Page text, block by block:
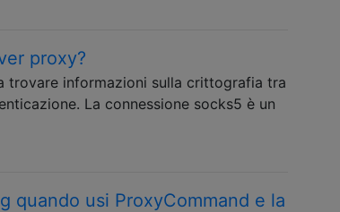
proxy?
trovare informazioni sulla crittografia tra
La connessione socks5 è un
quando usi ProxyCommand e la